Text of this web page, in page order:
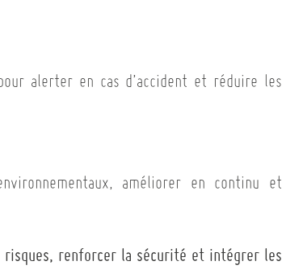
alerter en cas d’accident et réduire les
améliorer en continu et
risques, renforcer la sécurité et intégrer les